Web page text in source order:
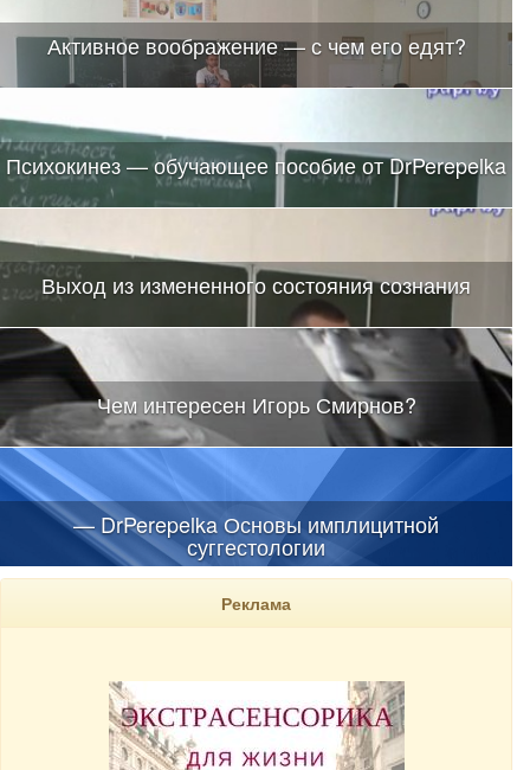
Активное воображение — с чем его едят?
Психокинез — обучающее пособие от DrPerepelka
Выход из измененного состояния сознания
Чем интересен Игорь Смирнов?
— DrPerepelka Основы имплицитной
суггестологии
Реклама